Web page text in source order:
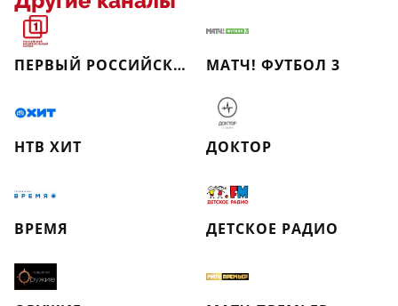
ПЕРВЫЙ РОССИЙСКИЙ НАЦИОНАЛЬНЫЙ КАНАЛ МАТЧ! ФУТБОЛ 3
НТВ ХИТ ДОКТОР
ВРЕМЯ ДЕТСКОЕ РАДИО